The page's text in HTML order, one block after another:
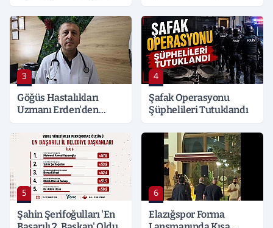
Detaylar Merak Konusu
3
Göğüs Hastalıkları
Uzmanı Erden'den
4
Şafak Operasyonu
Şüphelileri Tutuklandı
5
Şahin Şerifoğulları 'En
6
Elazığspor Forma